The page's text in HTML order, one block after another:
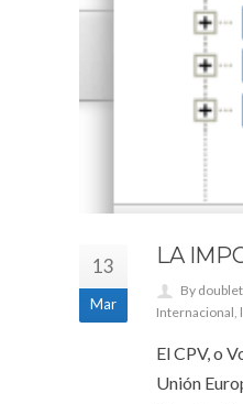
13
Mar
LA
By
Internacional
El CPV, o
Unión